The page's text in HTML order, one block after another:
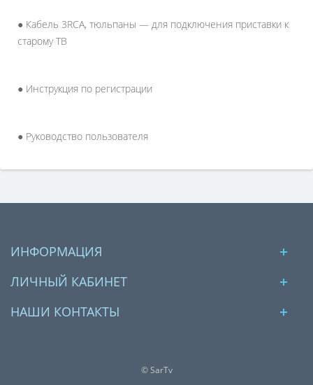
● Кабель 3RCA, тюльпаны — для подключения приставки к
старому ТВ
● Инструкция по регистрации
● Руководство пользователя
ИНФОРМАЦИЯ
ЛИЧНЫЙ КАБИНЕТ
НАШИ КОНТАКТЫ
© SarTv